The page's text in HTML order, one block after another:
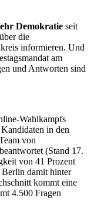
Demokratie seit
die
informieren. Und
am
und Antworten sind
Wahlkampfs
in den
von
(Stand 17.
von 41 Prozent
damit hinter
kommt eine
4.500 Fragen